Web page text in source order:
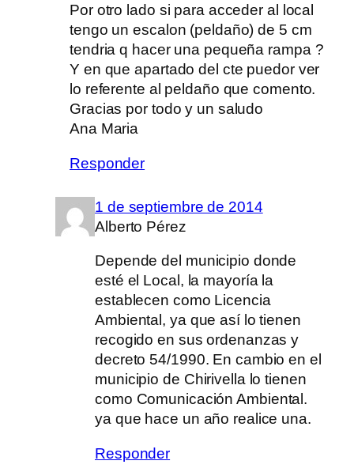
Por otro lado si para acceder al local
tengo un escalon (peldaño) de 5 cm
tendria q hacer una pequeña rampa ?
Y en que apartado del cte puedor ver
lo referente al peldaño que comento.
Gracias por todo y un saludo
Ana Maria
Responder
1 de septiembre de 2014
Alberto Pérez
Depende del municipio donde
esté el Local, la mayoría la
establecen como Licencia
Ambiental, ya que así lo tienen
recogido en sus ordenanzas y
decreto 54/1990. En cambio en el
municipio de Chirivella lo tienen
como Comunicación Ambiental.
ya que hace un año realice una.
Responder